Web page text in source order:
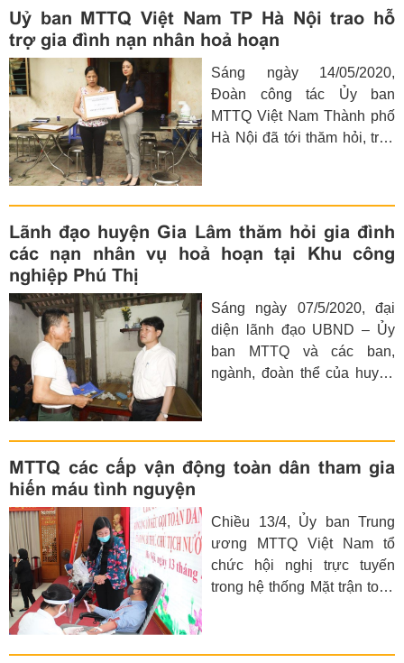
chuyên viên Phòng Lao
động – Thương binh và Xã
hội huyện tới thăm và tặng
quà 10 trẻ em thuộc hộ
nghèo, cận nghèo tại xã Văn
Võ.
Uỷ ban MTTQ Việt Nam TP Hà Nội trao hỗ
trợ gia đình nạn nhân hoả hoạn
Sáng ngày 14/05/2020,
Đoàn công tác Ủy ban
MTTQ Việt Nam Thành phố
Hà Nội đã tới thăm hỏi, trao
tại Khu công nghiệp Phú Thị
ngày 06/5 vừa qua
Lãnh đạo huyện Gia Lâm thăm hỏi gia đình
các nạn nhân vụ hoả hoạn tại Khu công
nghiệp Phú Thị
Sáng ngày 07/5/2020, đại
diện lãnh đạo UBND – Ủy
ban MTTQ và các ban,
ngành, đoàn thể của huyện
có nạn nhân tử vong do hỏa
hoạn tại Khu công nghiệp
Phú Thị. Đồng chí Trương
UBND huyện làm Trưởng
đoàn.
MTTQ các cấp vận động toàn dân tham gia
hiến máu tình nguyện
Chiều 13/4, Ủy ban Trung
ương MTTQ Việt Nam tổ
chức hội nghị trực tuyến
trong hệ thống Mặt trận toàn
Nguyễn Phú Trọng “Vận